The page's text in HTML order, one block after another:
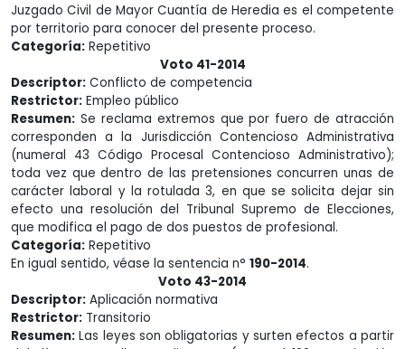
Juzgado Civil de Mayor Cuantía de Heredia es el competente
por territorio para conocer del presente proceso.
Categoría: Repetitivo
Voto 41-2014
Descriptor: Conflicto de competencia
Restrictor: Empleo público
Resumen: Se reclama extremos que por fuero de atracción
corresponden a la Jurisdicción Contencioso Administrativa
(numeral 43 Código Procesal Contencioso Administrativo);
toda vez que dentro de las pretensiones concurren unas de
carácter laboral y la rotulada 3, en que se solicita dejar sin
efecto una resolución del Tribunal Supremo de Elecciones,
que modifica el pago de dos puestos de profesional.
Categoría: Repetitivo
En igual sentido, véase la sentencia n° 190-2014.
Voto 43-2014
Descriptor: Aplicación normativa
Restrictor: Transitorio
Resumen: Las leyes son obligatorias y surten efectos a partir